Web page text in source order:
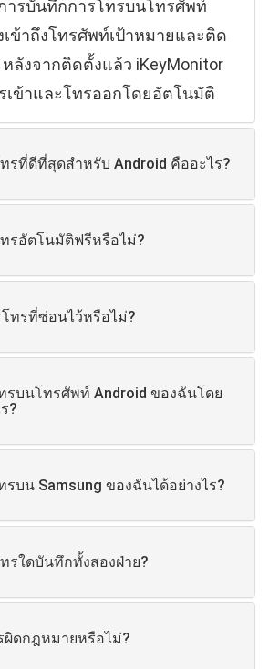
รบันทึกการโทรบนโทรศัพท์
ข้าถึงโทรศัพท์เป้าหมายและติด
หลังจากติดตั้งแล้ว iKeyMonitor
เข้าและโทรออกโดยอัตโนมัติ
รที่ดีที่สุดสำหรับ Android คืออะไร?
รอัตโนมัติฟรีหรือไม่?
ทรที่ซ่อนไว้หรือไม่?
รบนโทรศัพท์ Android ของฉันโดย
?
บน Samsung ของฉันได้อย่างไร?
รใดบันทึกทั้งสองฝ่าย?
ดกฎหมายหรือไม่?